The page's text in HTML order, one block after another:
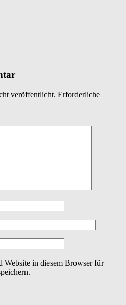
veröffentlicht. Erforderliche
Website in diesem Browser für